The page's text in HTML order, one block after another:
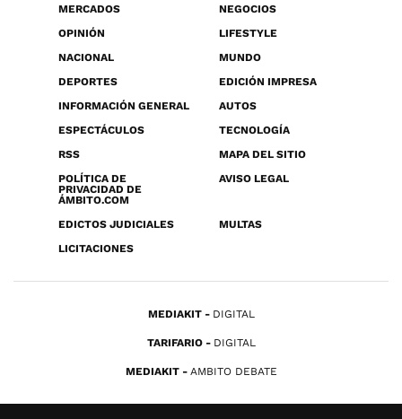
MERCADOS
NEGOCIOS
OPINIÓN
LIFESTYLE
NACIONAL
MUNDO
DEPORTES
EDICIÓN IMPRESA
INFORMACIÓN GENERAL
AUTOS
ESPECTÁCULOS
TECNOLOGÍA
RSS
MAPA DEL SITIO
POLÍTICA DE
PRIVACIDAD DE
ÁMBITO.COM
AVISO LEGAL
EDICTOS JUDICIALES
MULTAS
LICITACIONES
MEDIAKIT DIGITAL
TARIFARIO DIGITAL
MEDIAKIT AMBITO DEBATE